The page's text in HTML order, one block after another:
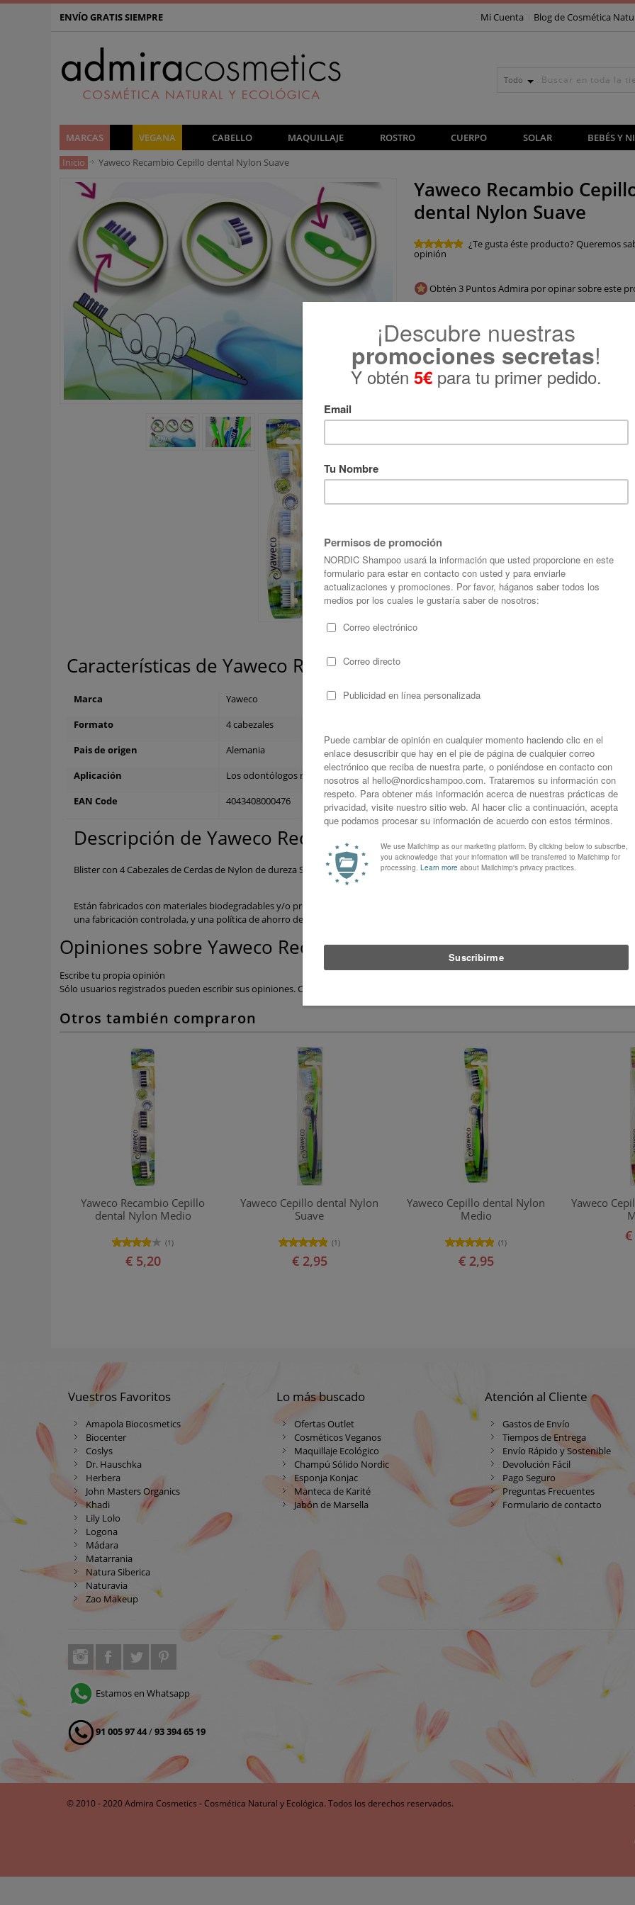
ENVÍO GRATIS SIEMPRE Mi Cuenta Blog de Cosmética
Todo
MARCAS VEGANA CABELLO MAQUILLAJE ROSTRO CUERPO SOLAR BEBÉS Y
Inicio
Yaweco Recambio Cepillo dental Nylon Suave
Zoom
Yaweco Recambio
dental Nylon Suave
¿Te gusta éste producto? Queremos
opinión
Obtén 3 Puntos Admira por opinar sobre este
€ 4,94 la 2ª Unidad.
€ 4,78 la 3ª Unidad y siguientes.
Características de Yaweco Recambio Cepillo dental Nylon Suave
Marca
Yaweco
Formato
4 cabezales
Pais de origen
Alemania
Aplicación
Los odontólogos recomiendan cambiar el cabezal cada 2 meses.
EAN Code
4043408000476
Descripción de Yaweco Recambio Cepillo dental Nylon Suave
Blister con 4 Cabezales de Cerdas de Nylon de dureza Suave, intercambiables.
Están fabricados con materiales biodegradables y/o procedentes de materiales renovables, pensando en una higiene bucodental
una fabricación controlada, y una política de ahorro de energía y recursos.
Opiniones sobre Yaweco Recambio Cepillo dental Nylon Suave
Escribe tu propia opinión
Sólo usuarios registrados pueden escribir sus opiniones. Conéctese
Otros también compraron
Yaweco Recambio Cepillo
dental Nylon Medio
(1)
€ 5,20
Yaweco Cepillo dental Nylon
Suave
(1)
€ 2,95
Yaweco Cepillo dental Nylon
Medio
(1)
€ 2,95
Yaweco
€
Vuestros Favoritos
Amapola Biocosmetics
Biocenter
Coslys
Dr. Hauschka
Herbera
John Masters Organics
Khadi
Lily Lolo
Logona
Mádara
Matarrania
Natura Siberica
Naturavia
Zao Makeup
Lo más buscado
Ofertas Outlet
Cosméticos Veganos
Maquillaje Ecológico
Champú Sólido Nordic
Esponja Konjac
Manteca de Karité
Jabón de Marsella
Atención al Cliente
Gastos de Envío
Tiempos de Entrega
Envío Rápido y Sostenible
Devolución Fácil
Pago Seguro
Preguntas Frecuentes
Formulario de contacto
Estamos en Whatsapp
91 005 97 44/93 394 65 19
© 2010 - 2020 Admira Cosmetics - Cosmética Natural y Ecológica. Todos los derechos reservados.